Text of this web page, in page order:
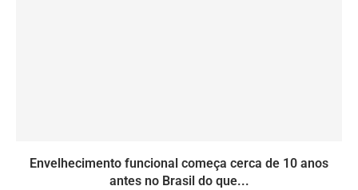
Envelhecimento funcional começa cerca de 10 anos
antes no Brasil do que...